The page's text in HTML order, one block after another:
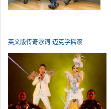
英文版传奇歌词-迈克学摇滚